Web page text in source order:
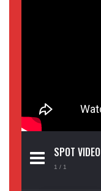
SPOT VIDEO
1 / 1